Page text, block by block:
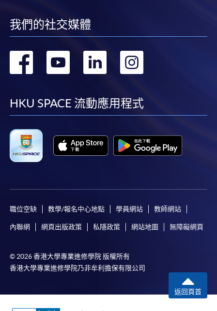
我們的社交媒體
轉
facebook
轉
youtube
轉
linkedin
轉
HKU SPACE 流動應用程式
職位空缺 教學/報名中心地點 學員網站 教師網站
內聯網 網頁出版政策 私隱政策 網站地圖 無障礙網頁
© 2026 香港大學專業進修學院 版權所有
香港大學專業進修學院乃非牟利擔保有限公司
返回頁首